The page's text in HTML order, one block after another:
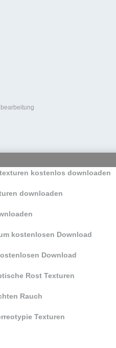
kostenlos downloaden
downloaden
kostenlosen Download
Download
Rost Texturen
Rauch
Texturen